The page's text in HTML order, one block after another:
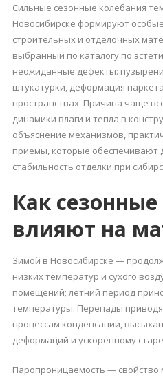
Сильные сезонные колебания
Новосибирске формируют
строительных и отделочных
выбранный по каталогу по
неожиданные дефекты:
штукатурки, деформация
пространствах. Причина чаще
динамики влаги и тепла в
объяснение механизмов,
приемы, которые обеспечивают
стабильность отделки при
Как
влияют на
Зимой в Новосибирске —
низких температур и сухого
помещений; летний период
температуры. Перепады
процессам конденсации,
деформаций и ускоренному
Паропроницаемость — свойство